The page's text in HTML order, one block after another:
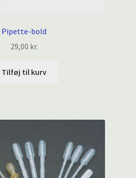
Pipette-bold
29,00 kr.
Tilføj til kurv